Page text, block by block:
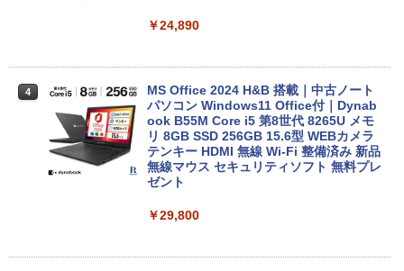
￥24,890
4
MS Office 2024 H&B 搭載｜中古ノート
パソコン Windows11 Office付｜Dynab
ook B55M Core i5 第8世代 8265U メモ
リ 8GB SSD 256GB 15.6型 WEBカメラ
テンキー HDMI 無線 Wi-Fi 整備済み 新品
無線マウス セキュリティソフト 無料プレ
ゼント
￥29,800